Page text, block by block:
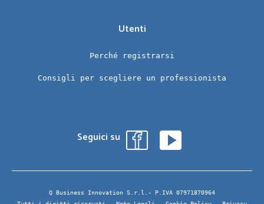
Utenti
Perché registrarsi
Consigli per scegliere un professionista
Seguici su
Q Business Innovation S.r.l.- P.IVA 07971870964